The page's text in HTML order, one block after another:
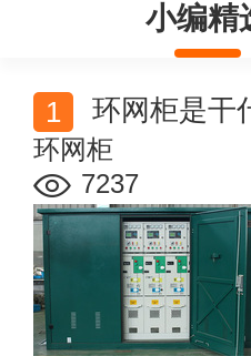
小编精
环网柜是干
环网柜
7237